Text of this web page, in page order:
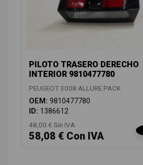
PILOTO TRASERO DERECHO
INTERIOR 9810477780
PEUGEOT 3008 ALLURE PACK
OEM: 9810477780
ID: 1386612
48,00 € Sin IVA
58,08 € Con IVA